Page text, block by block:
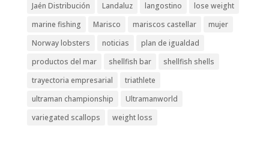
Jaén Distribución
Landaluz langostino
lose weight
marine fishing
Marisco mariscos castellar
mujer
Norway lobsters
noticias
plan de igualdad
productos del mar
shellfish bar
shellfish shells
trayectoria empresarial
triathlete
ultraman championship
Ultramanworld
variegated scallops
weight loss